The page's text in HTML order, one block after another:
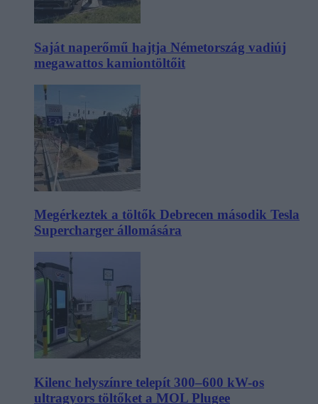
Saját naperőmű hajtja Németország vadiúj
megawattos kamiontöltőit
Megérkeztek a töltők Debrecen második Tesla
Supercharger állomására
Kilenc helyszínre telepít 300–600 kW-os
ultragyors töltőket a MOL Plugee